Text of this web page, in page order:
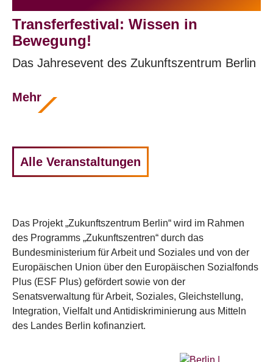
Transferfestival: Wissen in
Bewegung!
Das Jahresevent des Zukunftszentrum Berlin
Mehr
Alle Veranstaltungen
Das Projekt „Zukunftszentrum Berlin“ wird im Rahmen
des Programms „Zukunftszentren“ durch das
Bundesministerium für Arbeit und Soziales und von der
Europäischen Union über den Europäischen Sozialfonds
Plus (ESF Plus) gefördert sowie von der
Senatsverwaltung für Arbeit, Soziales, Gleichstellung,
Integration, Vielfalt und Antidiskriminierung aus Mitteln
des Landes Berlin kofinanziert.